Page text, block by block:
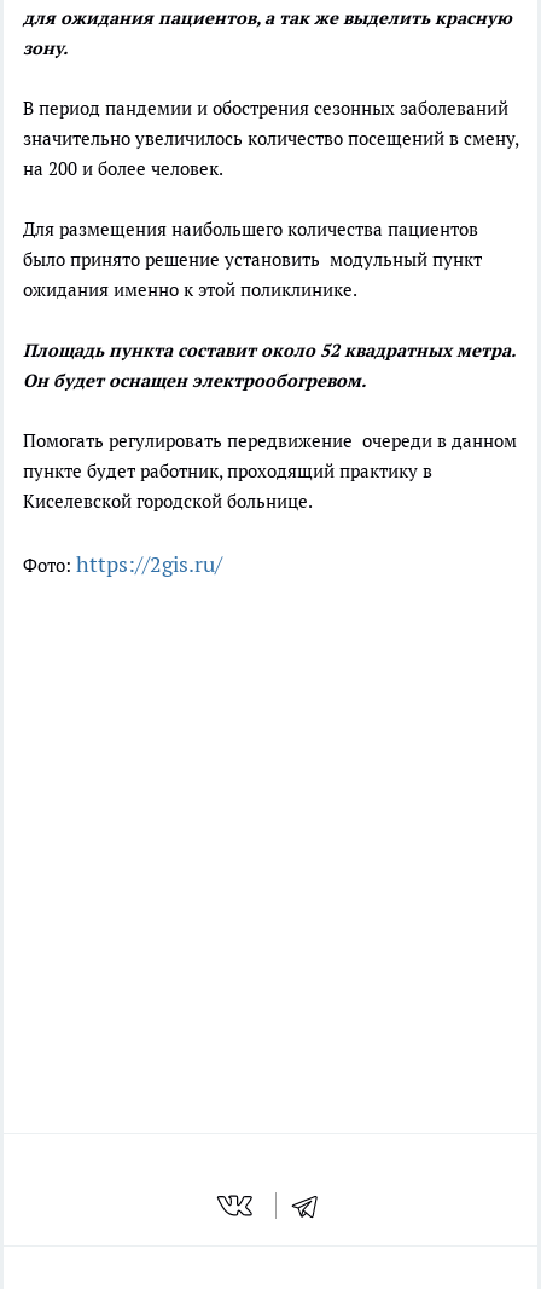
для ожидания пациентов, а так же выделить красную
зону.
В период пандемии и обострения сезонных заболеваний
значительно увеличилось количество посещений в смену,
на 200 и более человек.
Для размещения наибольшего количества пациентов
было принято решение установить модульный пункт
ожидания именно к этой поликлинике.
Площадь пункта составит около 52 квадратных метра.
Он будет оснащен электрообогревом.
Помогать регулировать передвижение очереди в данном
пункте будет работник, проходящий практику в
Киселевской городской больнице.
Фото: https://2gis.ru/